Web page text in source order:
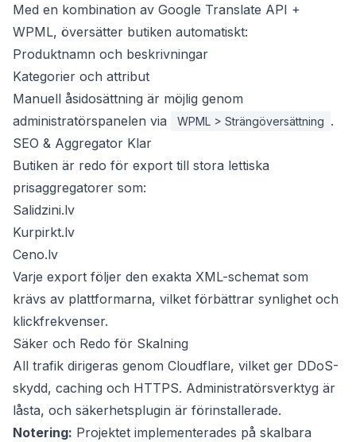
Med en kombination av Google Translate API +
WPML, översätter butiken automatiskt:
Produktnamn och beskrivningar
Kategorier och attribut
Manuell åsidosättning är möjlig genom
administratörspanelen via
WPML > Strängöversättning .
SEO & Aggregator Klar
Butiken är redo för export till stora lettiska
prisaggregatorer som:
Salidzini.lv
Kurpirkt.lv
Ceno.lv
Varje export följer den exakta XML-schemat som
krävs av plattformarna, vilket förbättrar synlighet och
klickfrekvenser.
Säker och Redo för Skalning
All trafik dirigeras genom Cloudflare, vilket ger DDoS-
skydd, caching och HTTPS. Administratörsverktyg är
låsta, och säkerhetsplugin är förinstallerade.
Notering: Projektet implementerades på skalbara